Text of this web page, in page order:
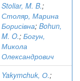
Stoliar, M. B.;
Столяр, Марина
Борисівна; Bohun,
M. O.; Богун,
Микола
Олександрович
Yakymchuk, О.;